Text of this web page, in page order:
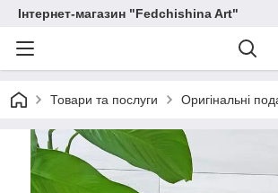
Інтернет-магазин "Fedchishina Art"
Товари та послуги Оригінальні